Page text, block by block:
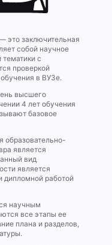
это заключительная
собой научное
тематики с
проверкой
в ВУЗе.
высшего
4 лет обучения
базовое
образовательно-
является
вид
является
дипломной работой
научным
все этапы ее
плана и разделов,